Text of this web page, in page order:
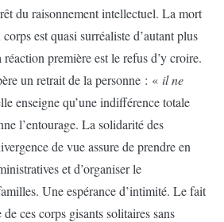
du raisonnement intellectuel. La mort
est quasi surréaliste d’autant plus
première est le refus d’y croire.
un retrait de la personne : « il ne
enseigne qu’une indifférence totale
l’entourage. La solidarité des
de vue assure de prendre en
et d’organiser le
Une espérance d’intimité. Le fait
ces corps gisants solitaires sans